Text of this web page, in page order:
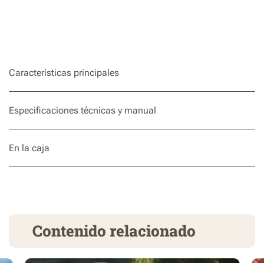
Características principales
Especificaciones técnicas y manual
En la caja
Contenido relacionado